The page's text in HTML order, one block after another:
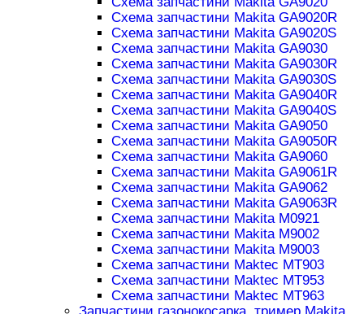
Схема запчастини Makita GA9020R
Схема запчастини Makita GA9020S
Схема запчастини Makita GA9030
Схема запчастини Makita GA9030R
Схема запчастини Makita GA9030S
Схема запчастини Makita GA9040R
Схема запчастини Makita GA9040S
Схема запчастини Makita GA9050
Схема запчастини Makita GA9050R
Схема запчастини Makita GA9060
Схема запчастини Makita GA9061R
Схема запчастини Makita GA9062
Схема запчастини Makita GA9063R
Схема запчастини Makita M0921
Схема запчастини Makita M9002
Схема запчастини Makita M9003
Схема запчастини Maktec MT903
Схема запчастини Maktec MT953
Схема запчастини Maktec MT963